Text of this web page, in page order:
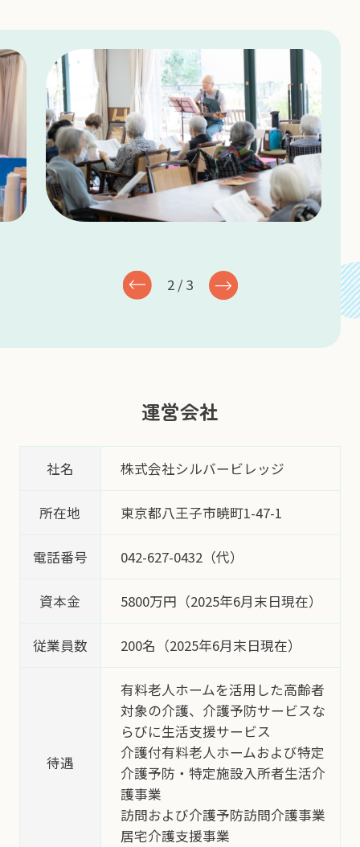
2 /3
運営会社
社名 株式会社シルバービレッジ
所在地 東京都八王子市暁町1-47-1
電話番号 042-627-0432（代）
資本金 5800万円（2025年6月末日現在）
従業員数 200名（2025年6月末日現在）
待遇
有料老人ホームを活用した高齢者
対象の介護、介護予防サービスな
らびに生活支援サービス
介護付有料老人ホームおよび特定
介護予防・特定施設入所者生活介
護事業
訪問および介護予防訪問介護事業
居宅介護支援事業